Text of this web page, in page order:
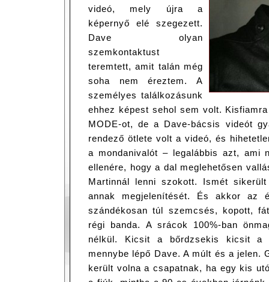
videó, mely újra a
képernyő elé szegezett.
Dave olyan
szemkontaktust
teremtett, amit talán még
soha nem éreztem. A
személyes találkozásunk
ehhez képest sehol sem volt.
MODE-ot, de a Dave-bácsis videót
rendező ötlete volt a videó, és
a mondanivalót – legalábbis azt, ami
ellenére, hogy a dal meglehetősen
Martinnál lenni szokott. Ismét
annak megjelenítését. És akkor az
szándékosan túl szemcsés, kopott,
régi banda. A srácok 100%-ban
nélkül. Kicsit a bőrdzsekis kicsit a
mennybe lépő Dave. A múlt és a jelen.
került volna a csapatnak, ha egy kis